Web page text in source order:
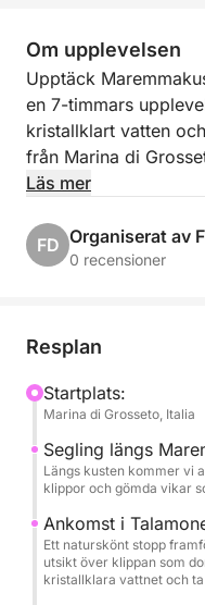
Om upplevelsen
Upptäck
en 7-timmars
kristallklart vatten
från Marina di
pittoreska
sjövägen.
vattenperspektiv.
kombinerar konst
miljö.
Ombord hittar du
snorkelutrustning:
för att uppleva havet
En perfekt tur för
Läs mer
FD Organiserat av
0 recensioner
Resplan
Startplats:
Marina di Grosseto, Italia
Segling längs
Längs kusten kommer vi
klippor och gömda vikar
Ankomst i
Ett naturskönt stopp
utsikt över klippan som
kristallklara vattnet och